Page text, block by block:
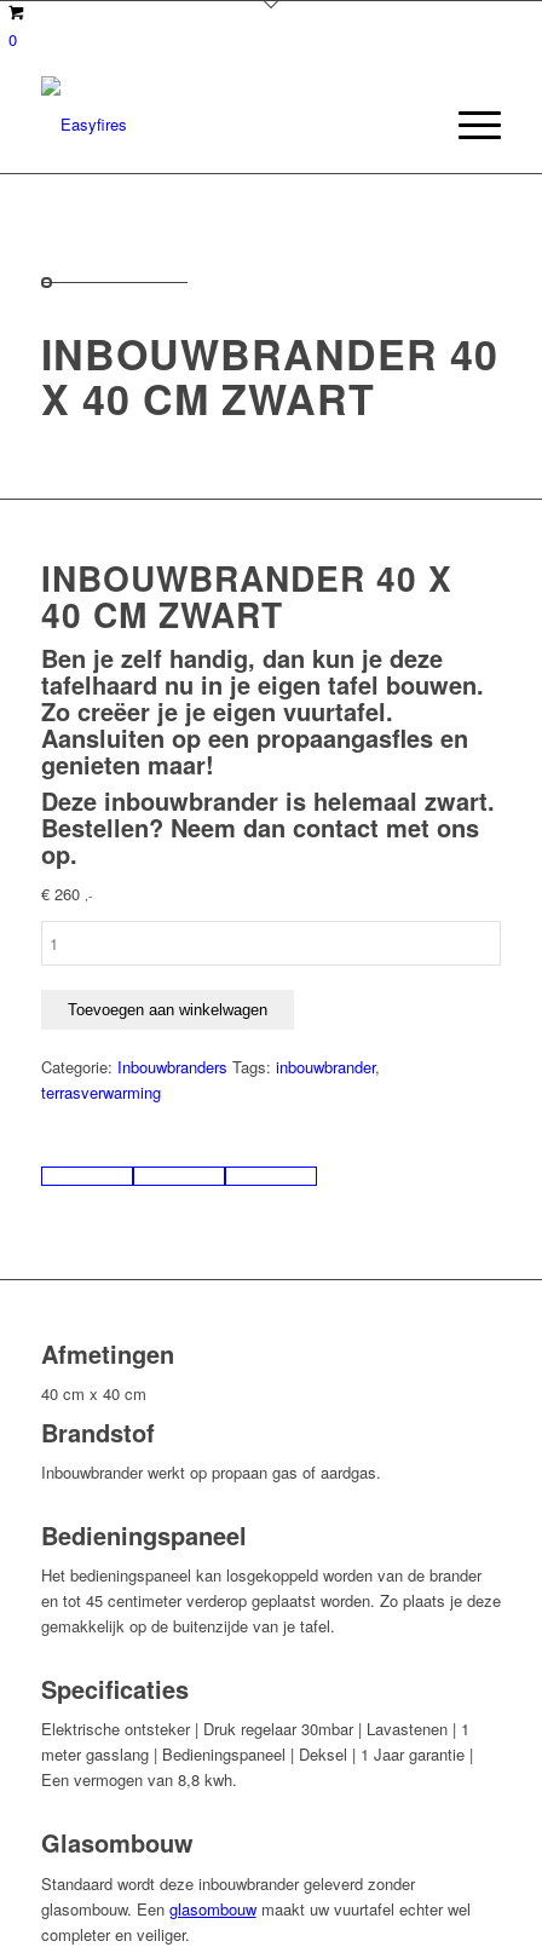
0
INBOUWBRANDER 40
X 40 CM ZWART
INBOUWBRANDER 40 X
40 CM ZWART
Ben je zelf handig, dan kun je deze
tafelhaard nu in je eigen tafel bouwen.
Zo creëer je je eigen vuurtafel.
Aansluiten op een propaangasfles en
genieten maar!
Deze inbouwbrander is helemaal zwart.
Bestellen? Neem dan contact met ons
op.
€260 ,-
zwart
aantal
Toevoegen aan winkelwagen
Categorie: Inbouwbranders Tags: inbouwbrander,
terrasverwarming
Afmetingen
40 cm x 40 cm
Brandstof
Inbouwbrander werkt op propaan gas of aardgas.
Bedieningspaneel
Het bedieningspaneel kan losgekoppeld worden van de brander
en tot 45 centimeter verderop geplaatst worden. Zo plaats je deze
gemakkelijk op de buitenzijde van je tafel.
Specificaties
Elektrische ontsteker | Druk regelaar 30mbar | Lavastenen | 1
meter gasslang | Bedieningspaneel | Deksel | 1 Jaar garantie |
Een vermogen van 8,8 kwh.
Glasombouw
Standaard wordt deze inbouwbrander geleverd zonder
glasombouw. Een glasombouwmaakt uw vuurtafel echter wel
completer en veiliger.